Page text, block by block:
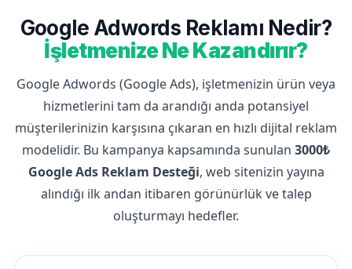
Google Adwords Reklamı Nedir?
İşletmenize Ne Kazandırır?
Google Adwords (Google Ads), işletmenizin ürün veya
hizmetlerini tam da arandığı anda potansiyel
müşterilerinizin karşısına çıkaran en hızlı dijital reklam
modelidir. Bu kampanya kapsamında sunulan 3000₺
Google Ads Reklam Desteği, web sitenizin yayına
alındığı ilk andan itibaren görünürlük ve talep
oluşturmayı hedefler.